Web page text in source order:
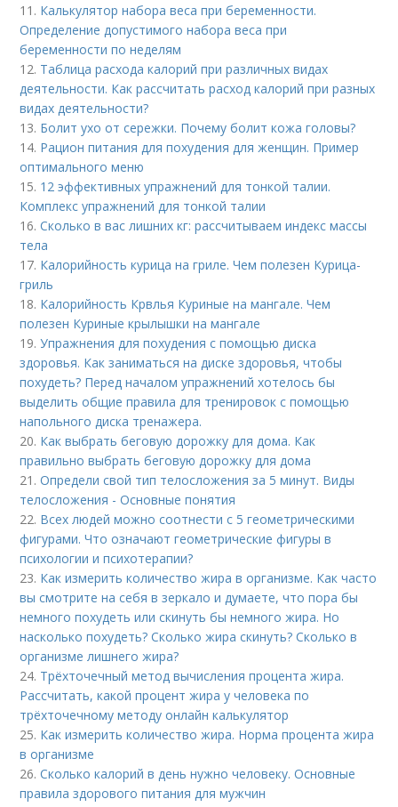
11. Калькулятор набора веса при беременности.
Определение допустимого набора веса при
беременности по неделям
12. Таблица расхода калорий при различных видах
деятельности. Как рассчитать расход калорий при разных
видах деятельности?
13. Болит ухо от сережки. Почему болит кожа головы?
14. Рацион питания для похудения для женщин. Пример
оптимального меню
15. 12 эффективных упражнений для тонкой талии.
Комплекс упражнений для тонкой талии
16.Сколько в вас лишних кг: рассчитываем индекс массы
тела
17. Калорийность курица на гриле. Чем полезен Курица-
гриль
18. Калорийность Крвлья Куриные на мангале. Чем
полезен Куриные крылышки на мангале
19.Упражнения для похудения с помощью диска
здоровья. Как заниматься на диске здоровья, чтобы
похудеть? Перед началом упражнений хотелось бы
выделить общие правила для тренировок с помощью
напольного диска тренажера.
20. Как выбрать беговую дорожку для дома. Как
правильно выбрать беговую дорожку для дома
21.Определи свой тип телосложения за 5 минут. Виды
телосложения - Основные понятия
22. Всех людей можно соотнести с 5 геометрическими
фигурами. Что означают геометрические фигуры в
психологии и психотерапии?
23. Как измерить количество жира в организме. Как часто
вы смотрите на себя в зеркало и думаете, что пора бы
немного похудеть или скинуть бы немного жира. Но
насколько похудеть? Сколько жира скинуть? Сколько в
организме лишнего жира?
24. Трёхточечный метод вычисления процента жира.
Рассчитать, какой процент жира у человека по
трёхточечному методу онлайн калькулятор
25. Как измерить количество жира. Норма процента жира
в организме
26.Сколько калорий в день нужно человеку. Основные
правила здорового питания для мужчин